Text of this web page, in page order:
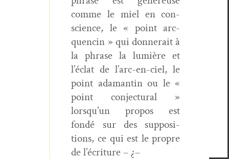
comme le miel en con­
science, le « point arc­
quencin » qui don­nerait à
la phrase la lumière et
l’éclat de l’arc-en-ciel, le
point adaman­tin ou le «
point con­jec­tur­al »
lorsqu’un pro­pos est
fondé sur des sup­po­si­
tions, ce qui est le pro­pre
de l’écriture – ¿–